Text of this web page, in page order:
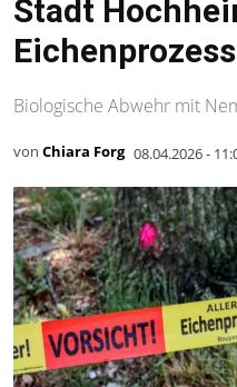
Stadt
Biologische Abwehr mit
von Chiara Forg 08.04.2026 -